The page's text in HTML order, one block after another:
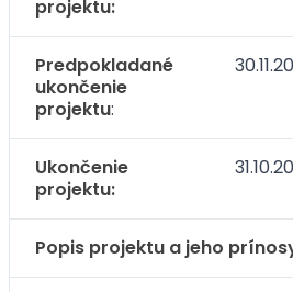
projektu:
Predpokladané
ukončenie
projektu:
Ukončenie
projektu:
Popis projektu a jeho